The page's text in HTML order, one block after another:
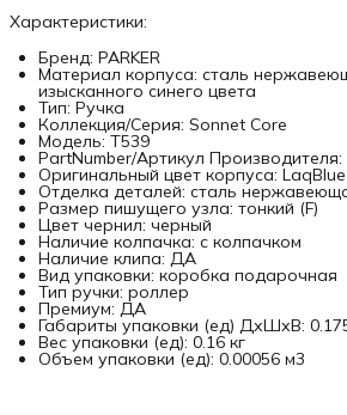
Характеристики:
Бренд: PARKER
Материал корпуса: сталь
изысканного синего цвета
Тип: Ручка
Коллекция/Серия: Sonnet Core
Модель: T539
PartNumber/Артикул Производителя:
Оригинальный цвет корпуса:
Отделка деталей: сталь
Размер пишущего узла: тонкий (F)
Цвет чернил: черный
Наличие колпачка: с колпачком
Наличие клипа: ДА
Вид упаковки: коробка подарочная
Тип ручки: роллер
Премиум: ДА
Габариты упаковки (ед) ДхШхВ:
Вес упаковки (ед): 0.16 кг
Объем упаковки (ед): 0.00056 м3